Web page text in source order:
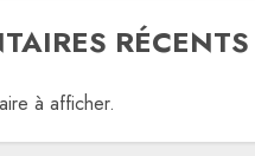
RÉCENTS
à afficher.